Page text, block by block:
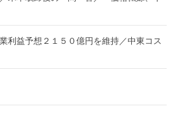
利益予想２１５０億円を維持／中東コス